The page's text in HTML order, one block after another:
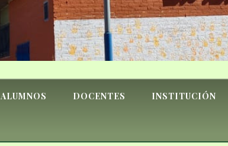
ALUMNOS DOCENTES INSTITUCIÓN